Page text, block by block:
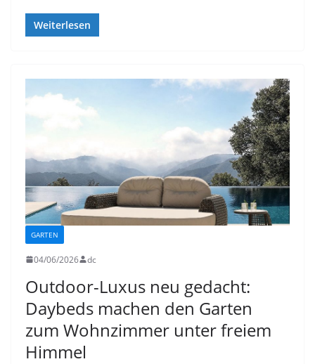
Weiterlesen
GARTEN
04/06/2026 dc
Outdoor-Luxus neu gedacht:
Daybeds machen den Garten
zum Wohnzimmer unter freiem
Himmel